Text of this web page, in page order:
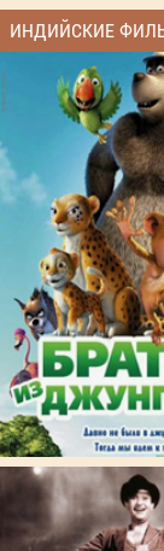
ИНДИЙСКИЕ